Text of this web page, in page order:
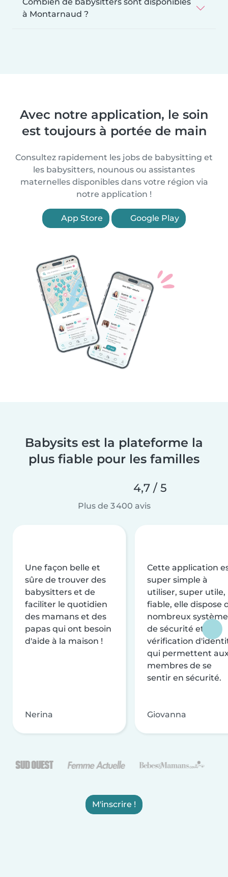
à Montarnaud ?
Avec notre application, le soin
est toujours à portée de main
Consultez rapidement les jobs de babysitting et
les babysitters, nounous ou assistantes
maternelles disponibles dans votre région via
notre application !
App Store Google Play
Babysits est la plateforme la
plus fiable pour les familles
4,7 / 5
Plus de 3 400 avis
Une façon belle et
sûre de trouver des
babysitters et de
faciliter le quotidien
des mamans et des
papas qui ont besoin
d'aide à la maison !
Nerina
Cette application
super simple à
utiliser, super utile,
fiable, elle dispose
nombreux
de sécurité et de
vérification
qui permettent
membres de se
sentir en sécurité.
Giovanna
M'inscrire !